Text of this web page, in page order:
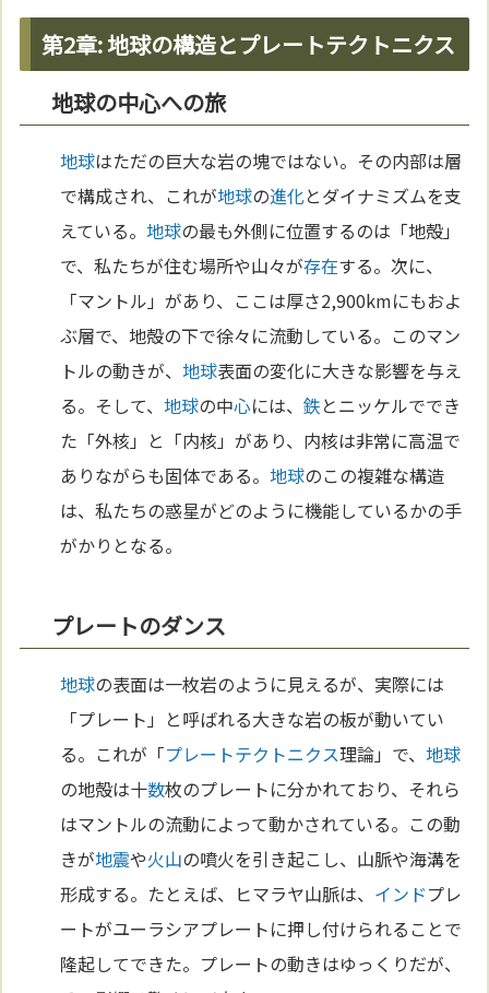
第2章: 地球の構造とプレートテクトニクス
地球の中心への旅
地球はただの巨大な岩の塊ではない。その内部は層
で構成され、これが地球の進化とダイナミズムを支
えている。地球の最も外側に位置するのは「地殻」
で、私たちが住む場所や山々が存在する。次に、
「マントル」があり、ここは厚さ2,900kmにもおよ
ぶ層で、地殻の下で徐々に流動している。このマン
トルの動きが、地球表面の変化に大きな影響を与え
る。そして、地球の中心には、鉄とニッケルででき
た「外核」と「内核」があり、内核は非常に高温で
ありながらも固体である。地球のこの複雑な構造
は、私たちの惑星がどのように機能しているかの手
がかりとなる。
プレートのダンス
地球の表面は一枚岩のように見えるが、実際には
「プレート」と呼ばれる大きな岩の板が動いてい
る。これが「プレートテクトニクス理論」で、地球
の地殻は十数枚のプレートに分かれており、それら
はマントルの流動によって動かされている。この動
きが地震や火山の噴火を引き起こし、山脈や海溝を
形成する。たとえば、ヒマラヤ山脈は、 インドプレ
ートがユーラシアプレートに押し付けられることで
隆起してできた。プレートの動きはゆっくりだが、